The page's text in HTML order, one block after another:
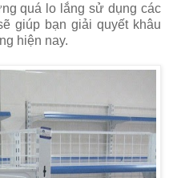
quá lo lắng sử dụng các
giúp bạn giải quyết khâu
hiện nay.